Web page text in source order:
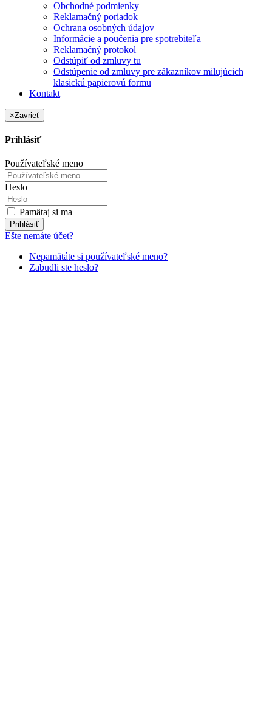
Obchodné podmienky
Reklamačný poriadok
Ochrana osobných údajov
Informácie a poučenia pre spotrebiteľa
Reklamačný protokol
Odstúpiť od zmluvy tu
Odstúpenie od zmluvy pre zákazníkov milujúcich
klasickú papierovú formu
Kontakt
×Zavrieť
Prihlásiť
Používateľské meno
Heslo
Pamätaj si ma
Prihlásiť
Ešte nemáte účet?
Nepamätáte si používateľské meno?
Zabudli ste heslo?